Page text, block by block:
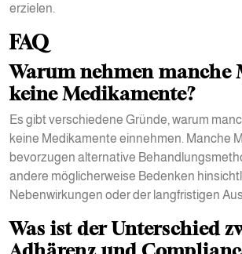
erzielen.
FAQ
Warum nehmen manche
keine Medikamente?
Es gibt verschiedene Gründe, warum
keine Medikamente einnehmen. Manche
bevorzugen alternative
andere möglicherweise Bedenken
Nebenwirkungen oder der langfristigen
Was ist der Unterschied